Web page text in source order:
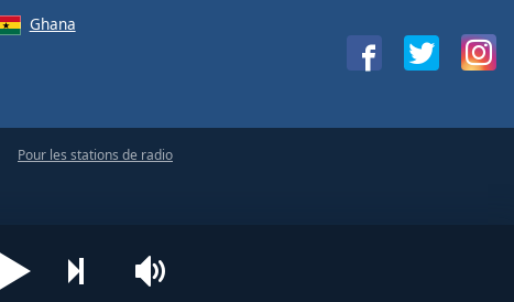
Ghana
Pour les stations de radio